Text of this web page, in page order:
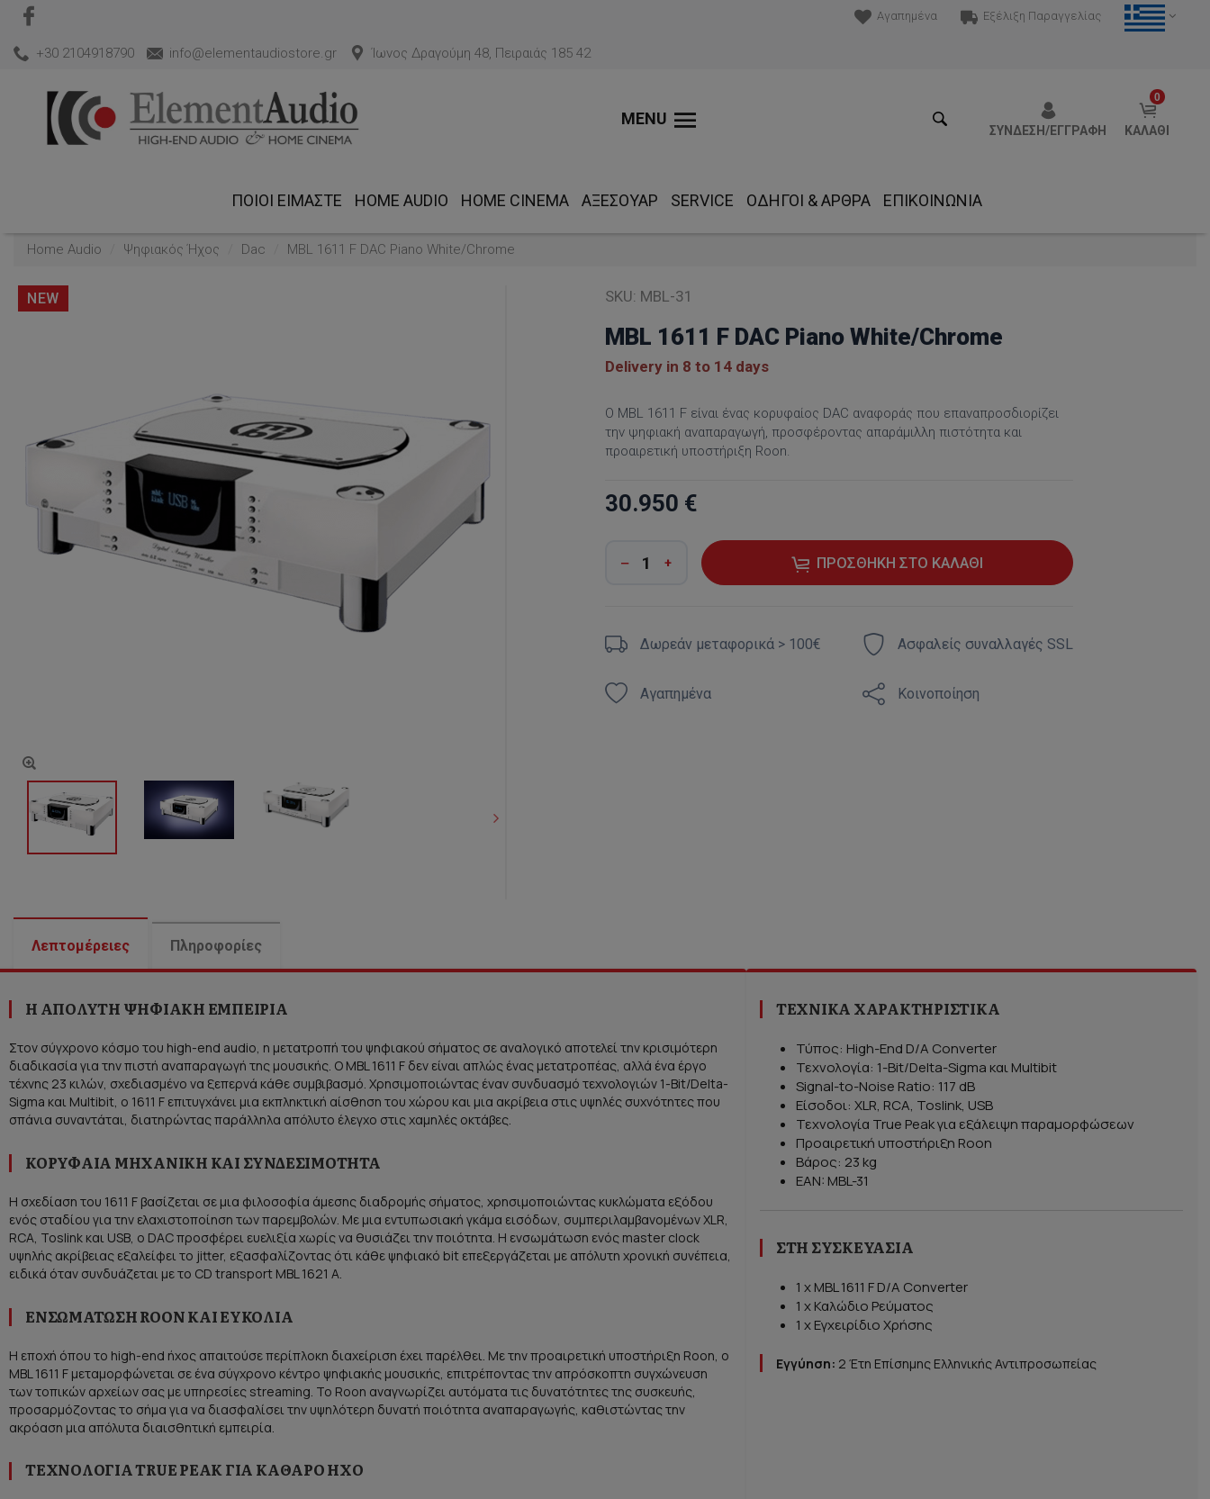
+30 2104918790 info@elementaudiostore.gr Ίωνος Δραγούμη 48, Πειραιάς 185 42
Αγαπημένα Εξέλιξη Παραγγελίας
ΣΎΝΔΕΣΗ/ΕΓΓΡΑΦΉ
0
ΚΑΛΆΘΙ
MENU
ΠΟΙΟΙ ΕΊΜΑΣΤΕ HOME AUDIO HOME CINEMA ΑΞΕΣΟΥΆΡ SERVICE ΟΔΗΓΟΊ & ΆΡΘΡΑ ΕΠΙΚΟΙΝΩΝΊΑ
Home Audio Ψηφιακός Ήχος Dac MBL 1611 F DAC Piano White/Chrome
NEW SKU: MBL-31
MBL 1611 F DAC Piano White/Chrome
Delivery in 8 to 14 days
Ο MBL 1611 F είναι ένας κορυφαίος DAC αναφοράς που επαναπροσδιορίζει
την ψηφιακή αναπαραγωγή, προσφέροντας απαράμιλλη πιστότητα και
προαιρετική υποστήριξη Roon.
30.950 €
ΠΡΟΣΘΉΚΗ ΣΤΟ ΚΑΛΆΘΙ
Δωρεάν μεταφορικά > 100€
Αγαπημένα
Ασφαλείς συναλλαγές SSL
Κοινοποίηση
Λεπτομέρειες Πληροφορίες
Η ΑΠΌΛΥΤΗ ΨΗΦΙΑΚΉ ΕΜΠΕΙΡΊΑ
Στον σύγχρονο κόσμο του high-end audio, η μετατροπή του ψηφιακού σήματος σε αναλογικό αποτελεί την κρισιμότερη
διαδικασία για την πιστή αναπαραγωγή της μουσικής. Ο MBL 1611 F δεν είναι απλώς ένας μετατροπέας, αλλά ένα έργο
τέχνης 23 κιλών, σχεδιασμένο να ξεπερνά κάθε συμβιβασμό. Χρησιμοποιώντας έναν συνδυασμό τεχνολογιών 1-Bit/Delta-
Sigma και Multibit, ο 1611 F επιτυγχάνει μια εκπληκτική αίσθηση του χώρου και μια ακρίβεια στις υψηλές συχνότητες που
σπάνια συναντάται, διατηρώντας παράλληλα απόλυτο έλεγχο στις χαμηλές οκτάβες.
ΚΟΡΥΦΑΊΑ ΜΗΧΑΝΙΚΉ ΚΑΙ ΣΥΝΔΕΣΙΜΌΤΗΤΑ
Η σχεδίαση του 1611 F βασίζεται σε μια φιλοσοφία άμεσης διαδρομής σήματος, χρησιμοποιώντας κυκλώματα εξόδου
ενός σταδίου για την ελαχιστοποίηση των παρεμβολών. Με μια εντυπωσιακή γκάμα εισόδων, συμπεριλαμβανομένων XLR,
RCA, Toslink και USB, ο DAC προσφέρει ευελιξία χωρίς να θυσιάζει την ποιότητα. Η ενσωμάτωση ενός master clock
υψηλής ακρίβειας εξαλείφει το jitter, εξασφαλίζοντας ότι κάθε ψηφιακό bit επεξεργάζεται με απόλυτη χρονική συνέπεια,
ειδικά όταν συνδυάζεται με το CD transport MBL 1621 A.
ΕΝΣΩΜΆΤΩΣΗ ROON ΚΑΙ ΕΥΚΟΛΊΑ
Η εποχή όπου το high-end ήχος απαιτούσε περίπλοκη διαχείριση έχει παρέλθει. Με την προαιρετική υποστήριξη Roon, ο
MBL 1611 F μεταμορφώνεται σε ένα σύγχρονο κέντρο ψηφιακής μουσικής, επιτρέποντας την απρόσκοπτη συγχώνευση
των τοπικών αρχείων σας με υπηρεσίες streaming. Το Roon αναγνωρίζει αυτόματα τις δυνατότητες της συσκευής,
προσαρμόζοντας το σήμα για να διασφαλίσει την υψηλότερη δυνατή ποιότητα αναπαραγωγής, καθιστώντας την
ακρόαση μια απόλυτα διαισθητική εμπειρία.
ΤΕΧΝΟΛΟΓΊΑ TRUE PEAK ΓΙΑ ΚΑΘΑΡΌ ΉΧΟ
ΤΕΧΝΙΚΆ ΧΑΡΑΚΤΗΡΙΣΤΙΚΆ
Τύπος: High-End D/A Converter
Τεχνολογία: 1-Bit/Delta-Sigma και Multibit
Signal-to-Noise Ratio: 117 dB
Είσοδοι: XLR, RCA, Toslink, USB
Τεχνολογία True Peak για εξάλειψη παραμορφώσεων
Προαιρετική υποστήριξη Roon
Βάρος: 23 kg
EAN: MBL-31
ΣΤΗ ΣΥΣΚΕΥΑΣΊΑ
1 x MBL 1611 F D/A Converter
1 x Καλώδιο Ρεύματος
1 x Εγχειρίδιο Χρήσης
Εγγύηση: 2 Έτη Επίσημης Ελληνικής Αντιπροσωπείας